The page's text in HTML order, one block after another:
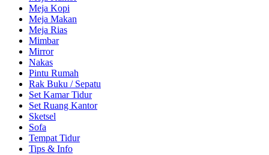
Meja Kopi
Meja Makan
Meja Rias
Mimbar
Mirror
Nakas
Pintu Rumah
Rak Buku / Sepatu
Set Kamar Tidur
Set Ruang Kantor
Sketsel
Sofa
Tempat Tidur
Tips & Info